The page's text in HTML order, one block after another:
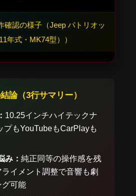
認の様子（Jeep パトリオッ
年式・MK74型））
論（3行サマリー）
10.25インチハイテックナ
プもYouTubeもCarPlayも
み：純正同等の操作感を残
ライメント調整で音響も劇
グ可能